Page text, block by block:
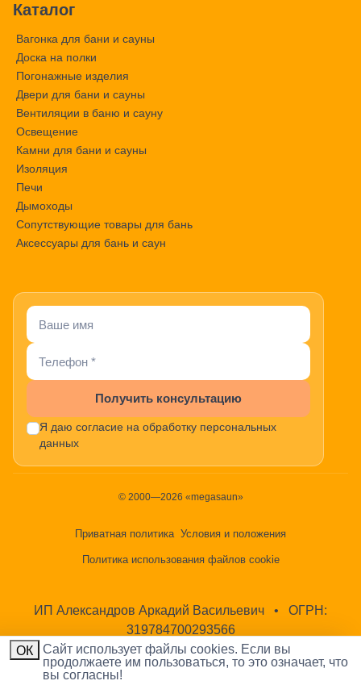
Каталог
Вагонка для бани и сауны
Доска на полки
Погонажные изделия
Двери для бани и сауны
Вентиляции в баню и сауну
Освещение
Камни для бани и сауны
Изоляция
Печи
Дымоходы
Сопутствующие товары для бань
Аксессуары для бань и саун
Получить консультацию
Я даю согласие на обработку персональных
данных
© 2000—2026 «megasaun»
Приватная политика Условия и положения
Политика использования файлов cookie
ИП Александров Аркадий Васильевич •
ОГРН:
319784700293566
ОК
Cайт использует файлы cookies. Если вы
продолжаете им пользоваться, то это означает, что
вы согласны!